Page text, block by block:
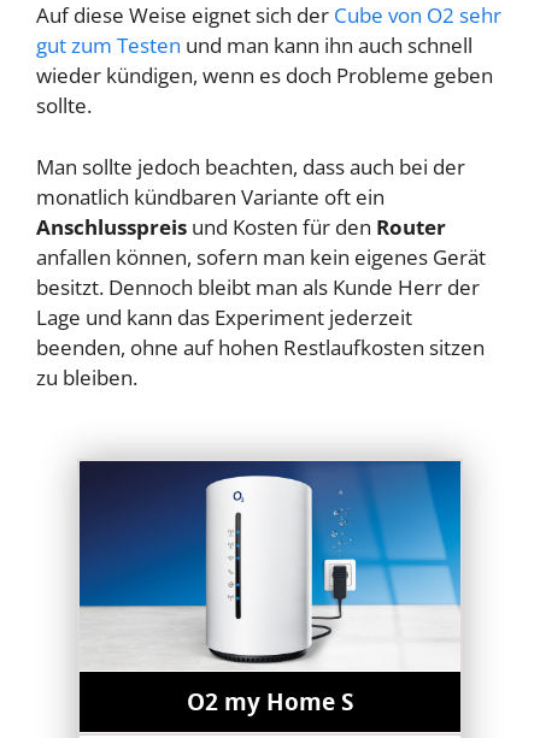
Auf diese Weise eignet sich der Cube von O2 sehr
gut zum Testen und man kann ihn auch schnell
wieder kündigen, wenn es doch Probleme geben
sollte.
Man sollte jedoch beachten, dass auch bei der
monatlich kündbaren Variante oft ein
Anschlusspreis und Kosten für den Router
anfallen können, sofern man kein eigenes Gerät
besitzt. Dennoch bleibt man als Kunde Herr der
Lage und kann das Experiment jederzeit
beenden, ohne auf hohen Restlaufkosten sitzen
zu bleiben.
O2 my Home S